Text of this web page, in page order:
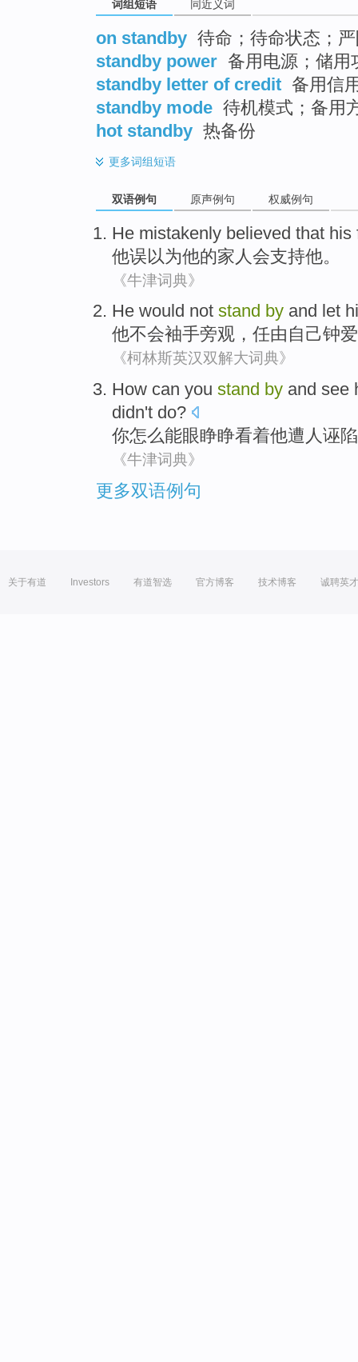
词组短语 同近义词
on standby 待命；待命状态；
standby power 备用电源；储用
standby letter of credit 备用信
standby mode 待机模式；备用
hot standby 热备份
更多词组短语
双语例句 原声例句 权威例句
He mistakenly believed that his
他误以为他的家人 会支持他。
《牛津词典》
He would not stand by and let
他不会袖手旁观 ， 任由 自己钟爱
《柯林斯英汉双解大词典》
How can you stand by and see
didn't do?
你怎么能眼睁睁看着他遭人诬陷
《牛津词典》
更多双语例句
关于有道 Investors 有道智选 官方博客 技术博客 诚聘英才